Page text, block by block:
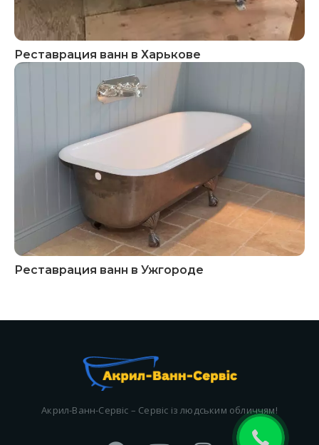
Реставрация ванн в Харькове
Реставрация ванн в Ужгороде
Акрил-Ванн-Сервіс – Сервіс із людським обличчям!